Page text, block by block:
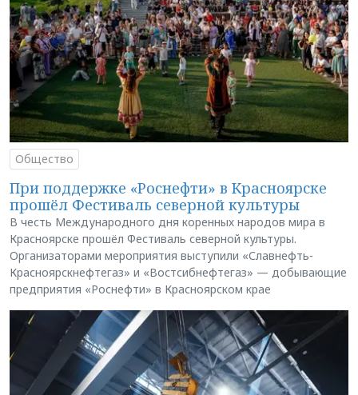
Общество
При поддержке «Роснефти» в Красноярске
прошёл Фестиваль северной культуры
В честь Международного дня коренных народов мира в
Красноярске прошёл Фестиваль северной культуры.
Организаторами мероприятия выступили «Славнефть-
Красноярскнефтегаз» и «Востсибнефтегаз» — добывающие
предприятия «Роснефти» в Красноярском крае